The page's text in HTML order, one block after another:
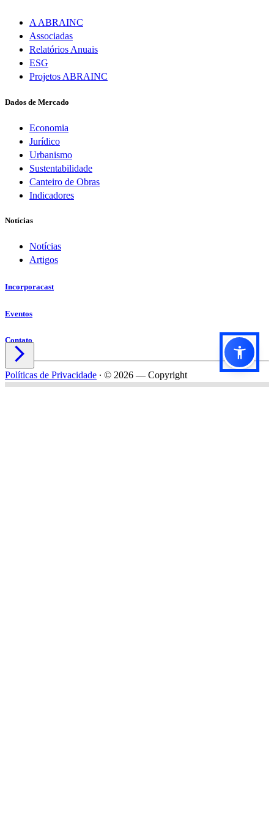
A ABRAINC
Associadas
Relatórios Anuais
ESG
Projetos ABRAINC
Dados de Mercado
Economia
Jurídico
Urbanismo
Sustentabilidade
Canteiro de Obras
Indicadores
Notícias
Notícias
Artigos
Incorporacast
Eventos
Contato

Políticas de Privacidade ∙ © 2026 — Copyright